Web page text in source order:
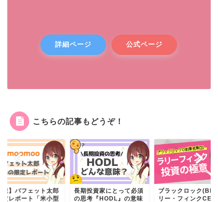
詳細ページ 公式ページ
こちらの記事もどうぞ！
想】バフェット太郎
定レポート「米小型
長期投資家にとって必須
の思考『HODL』の意味
ブラックロック
リー・フィンクCEO